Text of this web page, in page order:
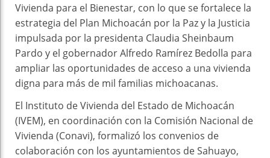
Vivienda para el Bienestar, con lo que se fortalece la
estrategia del Plan Michoacán por la Paz y la Justicia
impulsada por la presidenta Claudia Sheinbaum
Pardo y el gobernador Alfredo Ramírez Bedolla para
ampliar las oportunidades de acceso a una vivienda
digna para más de mil familias michoacanas.
El Instituto de Vivienda del Estado de Michoacán
(IVEM), en coordinación con la Comisión Nacional de
Vivienda (Conavi), formalizó los convenios de
colaboración con los ayuntamientos de Sahuayo,